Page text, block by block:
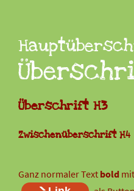
Überschrift H3
Zwischenüberschrift H4
Ganz normaler Text bold